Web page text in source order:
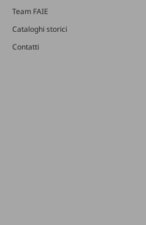
Team FAIE
Cataloghi storici
Contatti